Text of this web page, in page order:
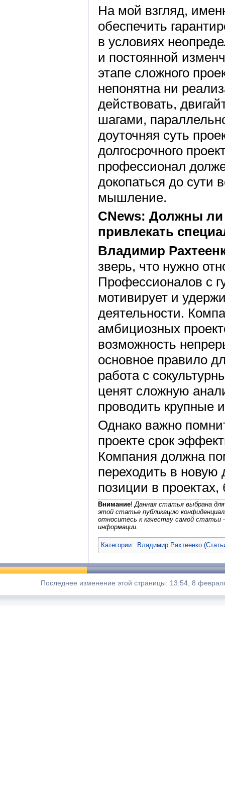
На мой взгляд,
обеспечить
в условиях
и постоянной
этапе сложного
непонятна ни
действовать,
шагами,
доуточняя суть
долгосрочного
профессионал
докопаться до сути
мышление.
CNews: Должны
привлекать
Владимир
зверь, что нужно
Профессионалов с
мотивирует и
деятельности.
амбициозных
возможность
основное правило
работа с
ценят сложную
проводить крупные
Однако важно
проекте срок
Компания должна
переходить в новую
позиции в
Внимание!Данная статья выбрана
этой статье публикацию
относитесь к качеству самой статьи
информации.
Категории: Владимир Рахтеенко
Последнее изменение этой страницы: 13:54, 8